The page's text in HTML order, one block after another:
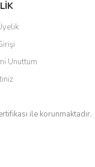
Unuttum
ile korunmaktadır.